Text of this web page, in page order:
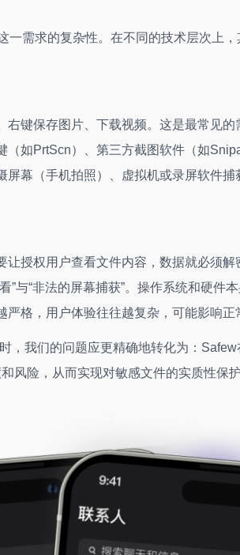
一需求的复杂性。在不同的技术层次上
右键保存图片、下载视频。这是最常见的
（如PrtScn）、第三方截图软件（如
屏幕（手机拍照）、虚拟机或录屏软件捕
让授权用户查看文件内容，数据就必须
”与“非法的屏幕捕获”。操作系统和硬件
严格，用户体验往往越复杂，可能影响正
，我们的问题应更精确地转化为：
风险，从而实现对敏感文件的实质性保